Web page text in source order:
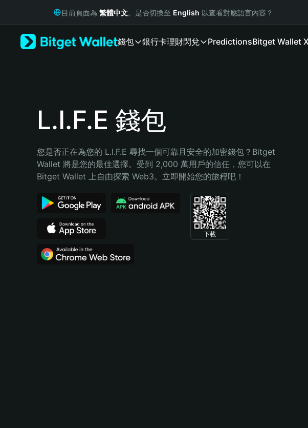
Русский
Bahasa Indonesia
Español (Argentina)
目前頁面為 繁體中文。是否切換至 English 以查看對應語言內容？
錢包 銀行卡理財閃兌 PredictionsBitget Wallet X
L.I.F.E 錢包
您是否正在為您的 L.I.F.E 尋找一個可靠且安全的加密錢包？Bitget
Wallet 將是您的最佳選擇。受到 2,000 萬用戶的信任，您可以在
Bitget Wallet 上自由探索 Web3。立即開始您的旅程吧！
下載